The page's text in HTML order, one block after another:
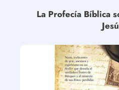
La Profecía Bíblica